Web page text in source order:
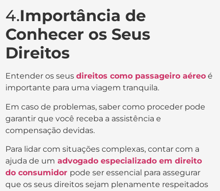
4.Importância de
Conhecer os Seus
Direitos
Entender os seus direitos como passageiro aéreo é
importante para uma viagem tranquila.
Em caso de problemas, saber como proceder pode
garantir que você receba a assistência e
compensação devidas.
Para lidar com situações complexas, contar com a
ajuda de um advogado especializado em direito
do consumidor pode ser essencial para assegurar
que os seus direitos sejam plenamente respeitados